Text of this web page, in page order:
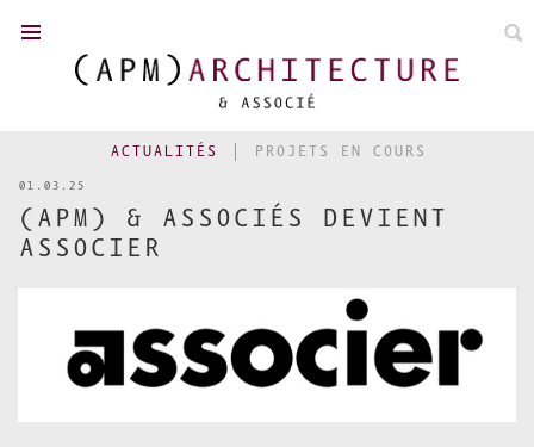
ACTUALITÉS PROJETS EN COURS
01.03.25
(APM) & ASSOCIÉS DEVIENT
ASSOCIER
FR
URBANISME
RÉALISATIONS
CONCOURS